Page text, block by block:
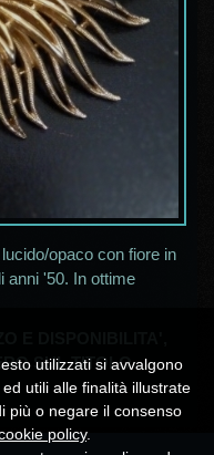
opaco con fiore in
anni '50. In ottime
E DISPONIBILITA',
SUL TITOLO
utilizzati si avvalgono
utili alle finalità illustrate
più o negare il consenso
policy.